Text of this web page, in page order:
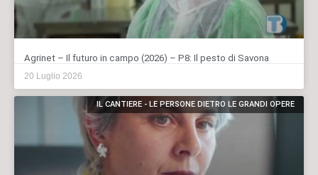
Agrinet – Il futuro in campo (2026) – P8: Il pesto di Savona
20 Luglio 2026
IL CANTIERE - LE PERSONE DIETRO LE GRANDI OPERE